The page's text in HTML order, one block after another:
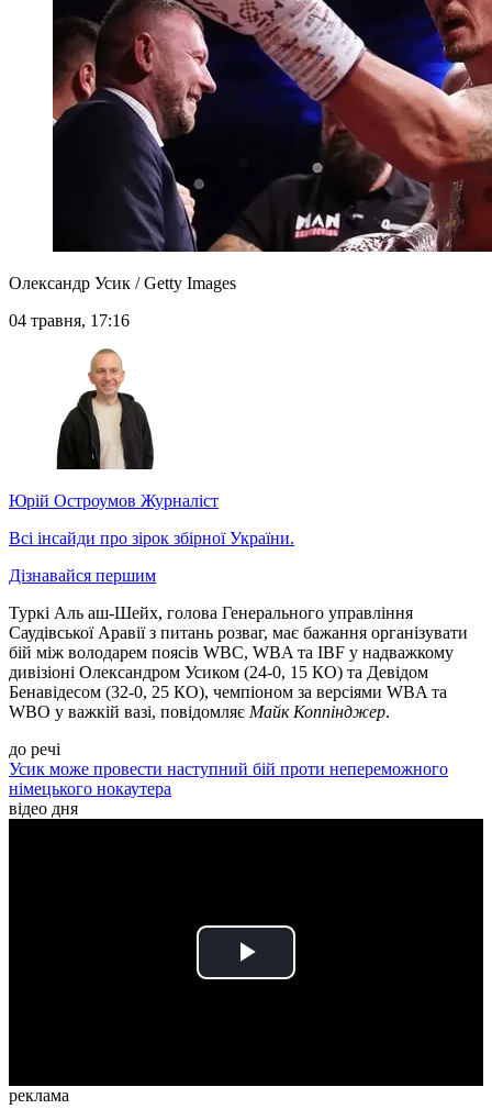
Олександр Усик / Getty Images
04 травня, 17:16
Юрій Остроумов Журналіст
Всі інсайди про зірок збірної України.
Дізнавайся першим
Туркі Аль аш-Шейх, голова Генерального управління
Саудівської Аравії з питань розваг, має бажання організувати
бій між володарем поясів WBC, WBA та IBF у надважкому
дивізіоні Олександром Усиком (24-0, 15 КО) та Девідом
Бенавідесом (32-0, 25 КО), чемпіоном за версіями WBA та
WBO у важкій вазі, повідомляє Майк Коппінджер.
до речі
Усик може провести наступний бій проти непереможного
німецького нокаутера
відео дня
Play
реклама